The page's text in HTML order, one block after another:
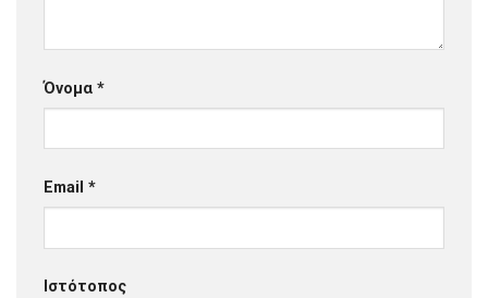
Όνομα *
Email *
Ιστότοπος